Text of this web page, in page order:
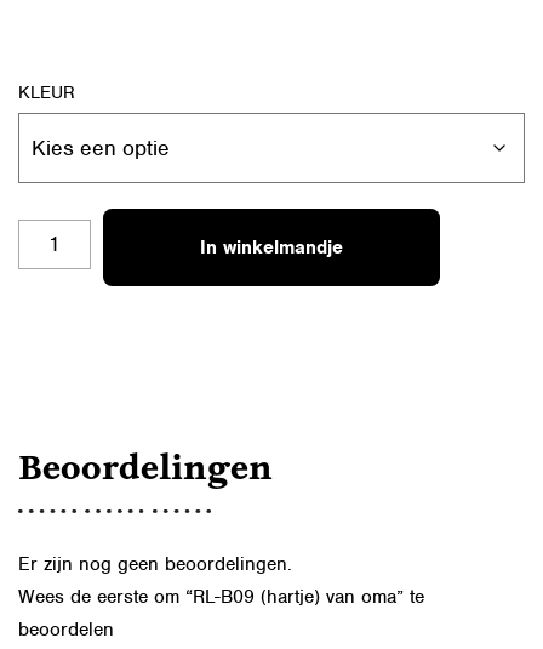
KLEUR
In winkelmandje
Beoordelingen
Er zijn nog geen beoordelingen.
Wees de eerste om “RL-B09 (hartje) van oma” te
beoordelen